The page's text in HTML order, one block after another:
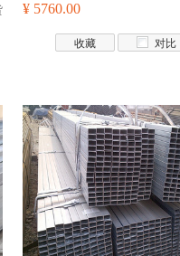
¥ 5760.00
收藏 对比